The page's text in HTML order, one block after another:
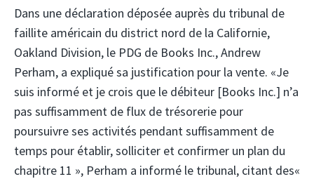
Dans une déclaration déposée auprès du tribunal de
faillite américain du district nord de la Californie,
Oakland Division, le PDG de Books Inc., Andrew
Perham, a expliqué sa justification pour la vente. «Je
suis informé et je crois que le débiteur [Books Inc.] n’a
pas suffisamment de flux de trésorerie pour
poursuivre ses activités pendant suffisamment de
temps pour établir, solliciter et confirmer un plan du
chapitre 11 », Perham a informé le tribunal, citant des«